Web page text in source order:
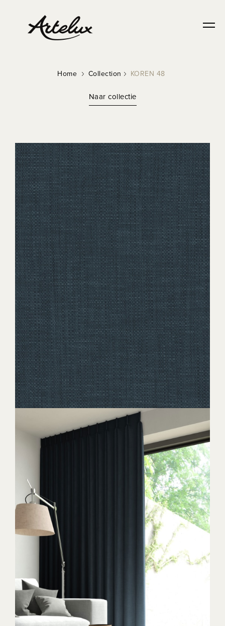
Home Collection KOREN 48
Naar collectie